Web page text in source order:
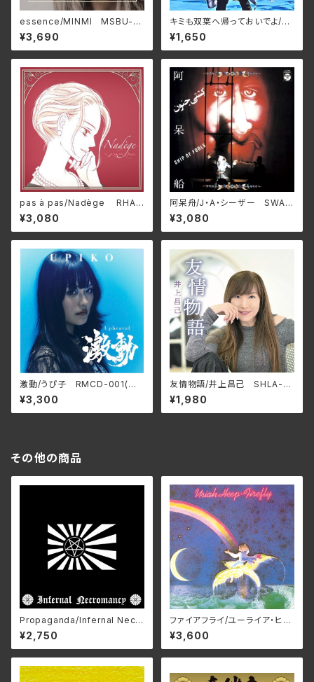
essence/MINMI MSBU-0
01
¥3,690
キミも双葉へ帰っておいでよ/た
かはしごう APM-0001(仕様:
CD)
¥1,650
pas à pas/Nadège RHAP
SODIE-A1801(仕様:12インチ
レコード)
¥3,080
阿呆舟/J・A・シーザー SWAX
-89C(仕様:CD)
¥3,080
激動/うぴ子 RMCD-001(仕
様:CD)
¥3,300
友情物語/井上昌己 SHLA-0
022(仕様:CD)
¥1,980
その他の商品
Propaganda/Infernal Necr
omancy ZDR-073(仕様:C
D)
¥2,750
ファイアフライ/ユーライア・ヒー
プ BELLE-264388(仕様:SH
M-CD)
¥3,600